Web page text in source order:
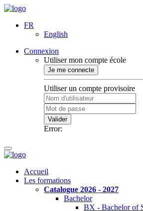
FR
English
Connexion
Utiliser mon compte école
Je me connecte
Utiliser un compte provisoire
Valider
Error:
Accueil
Les formations
Catalogue 2026 - 2027
Bachelor
BX - Bachelor of